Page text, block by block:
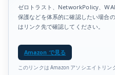
ゼロトラスト、NetworkPolicy、
保護などを体系的に確認したい場合
はリンク先で確認してください。
Amazon で見る
このリンクは Amazon アソシエイトリン